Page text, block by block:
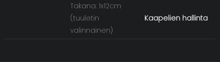
Takana: 1x12cm
(tuuletin
valinnainen)
Kaapelien hallinta